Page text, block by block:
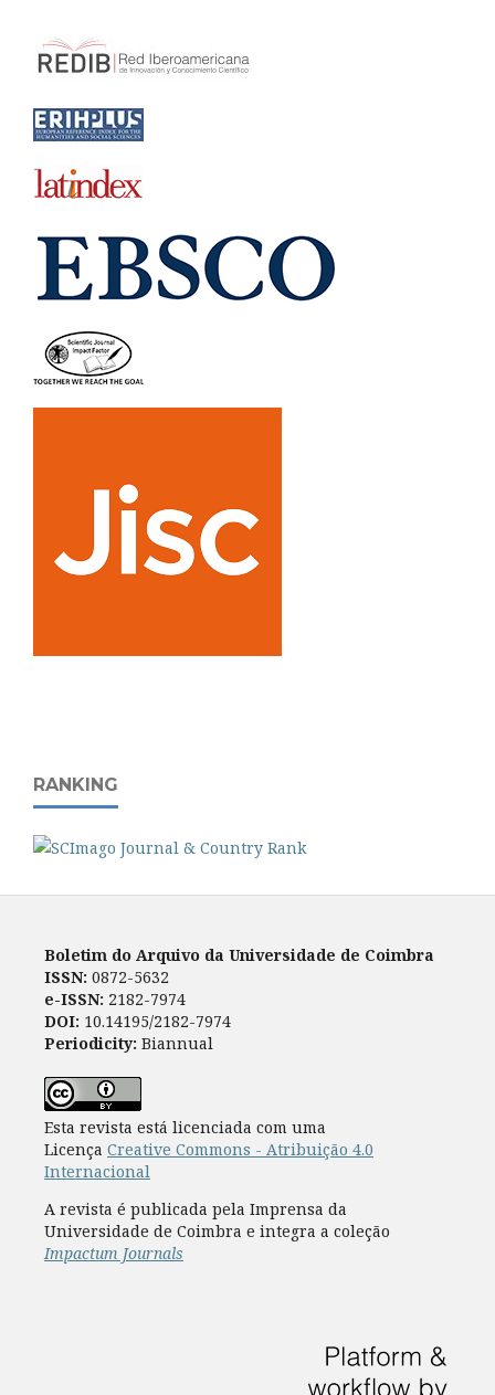
RANKING
Boletim do Arquivo da Universidade de Coimbra
ISSN: 0872-5632
e-ISSN: 2182-7974
DOI: 10.14195/2182-7974
Periodicity: Biannual
Esta revista está licenciada com uma
Licença Creative Commons - Atribuição 4.0
Internacional
A revista é publicada pela Imprensa da
Universidade de Coimbra e integra a coleção
Impactum Journals